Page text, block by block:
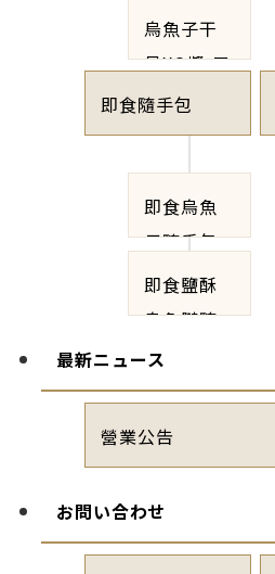
瓶裝禮盒
烏魚子干
貝XO醬-三
瓶裝禮盒
即食隨手包
即食烏魚
子隨手包
即食鹽酥
烏魚腱隨
手包
最新ニュース
營業公告
お問い合わせ